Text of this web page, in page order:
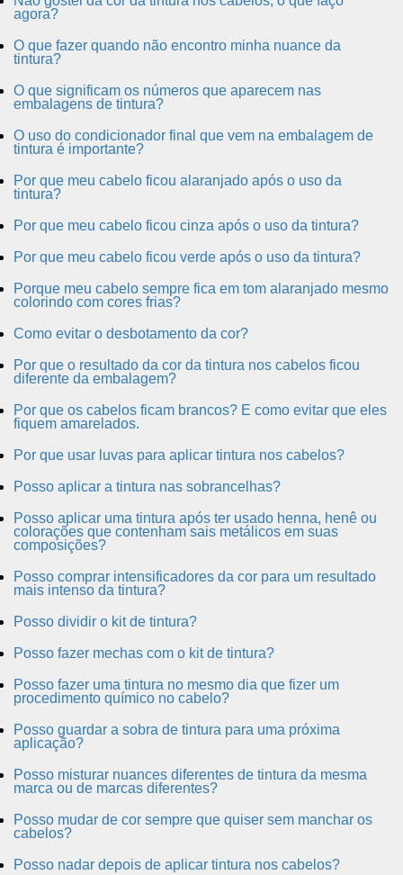
agora?
O que fazer quando não encontro minha nuance da
tintura?
O que significam os números que aparecem nas
embalagens de tintura?
O uso do condicionador final que vem na embalagem de
tintura é importante?
Por que meu cabelo ficou alaranjado após o uso da
tintura?
Por que meu cabelo ficou cinza após o uso da tintura?
Por que meu cabelo ficou verde após o uso da tintura?
Porque meu cabelo sempre fica em tom alaranjado mesmo
colorindo com cores frias?
Como evitar o desbotamento da cor?
Por que o resultado da cor da tintura nos cabelos ficou
diferente da embalagem?
Por que os cabelos ficam brancos? E como evitar que eles
fiquem amarelados.
Por que usar luvas para aplicar tintura nos cabelos?
Posso aplicar a tintura nas sobrancelhas?
Posso aplicar uma tintura após ter usado henna, henê ou
colorações que contenham sais metálicos em suas
composições?
Posso comprar intensificadores da cor para um resultado
mais intenso da tintura?
Posso dividir o kit de tintura?
Posso fazer mechas com o kit de tintura?
Posso fazer uma tintura no mesmo dia que fizer um
procedimento químico no cabelo?
Posso guardar a sobra de tintura para uma próxima
aplicação?
Posso misturar nuances diferentes de tintura da mesma
marca ou de marcas diferentes?
Posso mudar de cor sempre que quiser sem manchar os
cabelos?
Posso nadar depois de aplicar tintura nos cabelos?